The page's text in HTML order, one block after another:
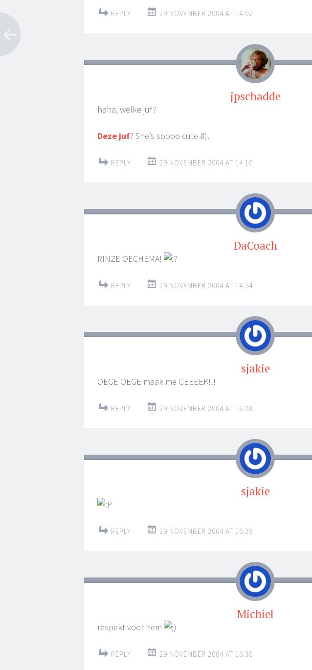
REPLY 29 NOVEMBER 2004 AT 14:07
jpschadde
haha, welke juf?
Deze juf? She’s soooo cute 8).
REPLY 29 NOVEMBER 2004 AT 14:10
DaCoach
RINZE OECHEMA!
REPLY 29 NOVEMBER 2004 AT 14:54
sjakie
OEGE OEGE maak me GEEEEK!!!
REPLY 29 NOVEMBER 2004 AT 16:28
sjakie
REPLY 29 NOVEMBER 2004 AT 16:29
Michiel
respekt voor hem
REPLY 29 NOVEMBER 2004 AT 16:30